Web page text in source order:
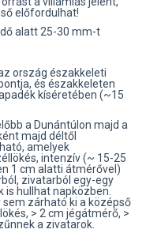
előfordulhat!
alatt 25-30 mm-t
ország északkeleti
és északkeleten
kíséretében (~15
a Dunántúlon majd a
majd déltől
amelyek
intenzív (~ 15-25
1 cm alatti átmérővel)
zivatarból egy-egy
is hullhat napközben.
zárható ki a középső
> 2 cm jégátmérő, >
a zivatarok.